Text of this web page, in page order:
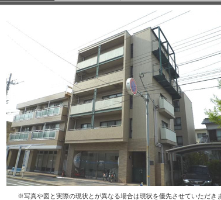
※写真や図と実際の現状とが異なる場合は現状を優先させていただき